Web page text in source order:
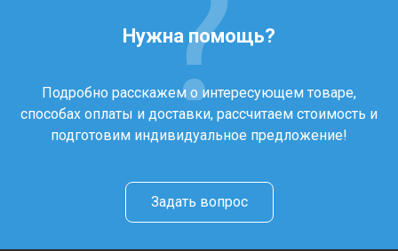
Нужна помощь?
Подробно расскажем о интересующем товаре,
способах оплаты и доставки, рассчитаем стоимость и
подготовим индивидуальное предложение!
Задать вопрос